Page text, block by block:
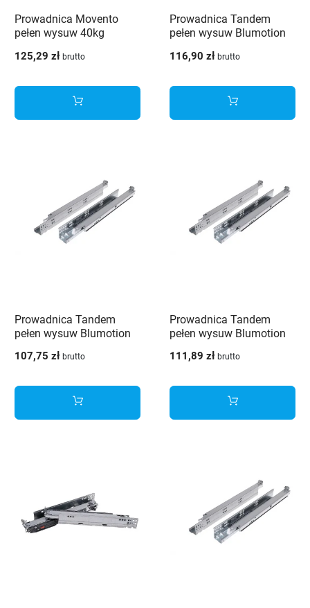
Prowadnica Movento
pełen wysuw 40kg
125,29 zł brutto
Prowadnica Tandem
pełen wysuw Blumotion
116,90 zł brutto
Prowadnica Tandem
pełen wysuw Blumotion
107,75 zł brutto
Prowadnica Tandem
pełen wysuw Blumotion
111,89 zł brutto